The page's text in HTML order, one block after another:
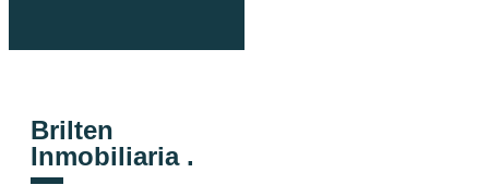
Brilten
Inmobiliaria .